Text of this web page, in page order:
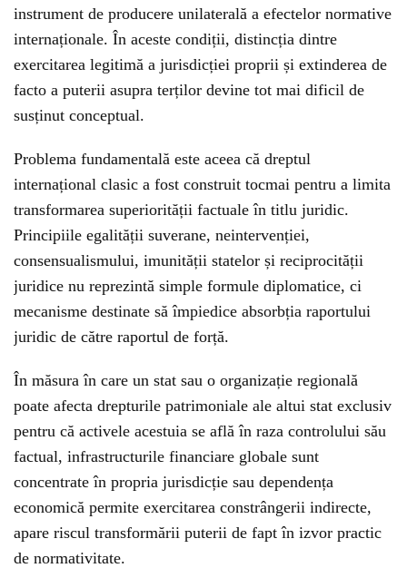
instrument de producere unilaterală a efectelor normative
internaționale. În aceste condiții, distincția dintre
exercitarea legitimă a jurisdicției proprii și extinderea de
facto a puterii asupra terților devine tot mai dificil de
susținut conceptual.
Problema fundamentală este aceea că dreptul
internațional clasic a fost construit tocmai pentru a limita
transformarea superiorității factuale în titlu juridic.
Principiile egalității suverane, neintervenției,
consensualismului, imunității statelor și reciprocității
juridice nu reprezintă simple formule diplomatice, ci
mecanisme destinate să împiedice absorbția raportului
juridic de către raportul de forță.
În măsura în care un stat sau o organizație regională
poate afecta drepturile patrimoniale ale altui stat exclusiv
pentru că activele acestuia se află în raza controlului său
factual, infrastructurile financiare globale sunt
concentrate în propria jurisdicție sau dependența
economică permite exercitarea constrângerii indirecte,
apare riscul transformării puterii de fapt în izvor practic
de normativitate.